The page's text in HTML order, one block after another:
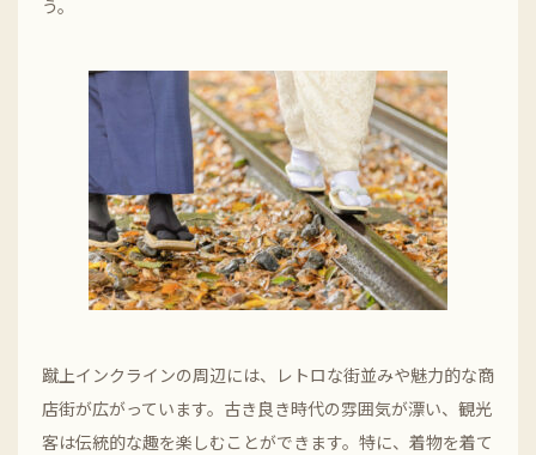
う。
蹴上インクラインの周辺には、レトロな街並みや魅力的な商
店街が広がっています。古き良き時代の雰囲気が漂い、観光
客は伝統的な趣を楽しむことができます。特に、着物を着て